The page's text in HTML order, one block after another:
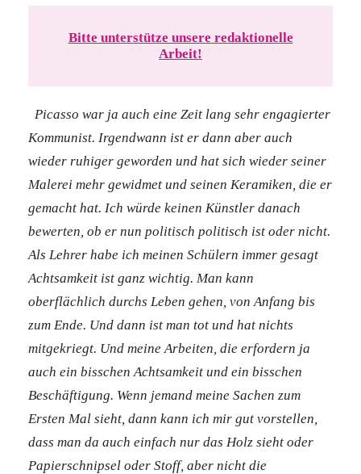
Bitte unterstütze unsere redaktionelle
Arbeit!
Picasso war ja auch eine Zeit lang sehr engagierter
Kommunist. Irgendwann ist er dann aber auch
wieder ruhiger geworden und hat sich wieder seiner
Malerei mehr gewidmet und seinen Keramiken, die er
gemacht hat. Ich würde keinen Künstler danach
bewerten, ob er nun politisch politisch ist oder nicht.
Als Lehrer habe ich meinen Schülern immer gesagt
Achtsamkeit ist ganz wichtig. Man kann
oberflächlich durchs Leben gehen, von Anfang bis
zum Ende. Und dann ist man tot und hat nichts
mitgekriegt. Und meine Arbeiten, die erfordern ja
auch ein bisschen Achtsamkeit und ein bisschen
Beschäftigung. Wenn jemand meine Sachen zum
Ersten Mal sieht, dann kann ich mir gut vorstellen,
dass man da auch einfach nur das Holz sieht oder
Papierschnipsel oder Stoff, aber nicht die